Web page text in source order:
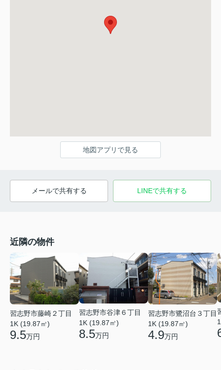
地図アプリで見る
メールで共有する LINEで共有する
近隣の物件
習志野市藤崎２丁目
1K (19.87㎡)
9.5万円
習志野市谷津６丁目
1K (19.87㎡)
8.5万円
習志野市鷺沼台３丁目
1K (19.87㎡)
4.9万円